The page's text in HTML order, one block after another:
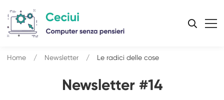
Newsletter #14
Home Newsletter Le radici delle cose